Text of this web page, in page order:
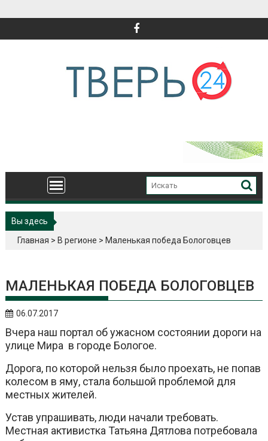
Вы здесь
Главная > В регионе > Маленькая победа Бологовцев
МАЛЕНЬКАЯ ПОБЕДА БОЛОГОВЦЕВ
06.07.2017
Вчера наш портал об ужасном состоянии дороги на
улице Мира в городе Бологое.
Дорога, по которой нельзя было проехать, не попав
колесом в яму, стала большой проблемой для
местных жителей.
Устав упрашивать, люди начали требовать.
Местная активистка Татьяна Дятлова потребовала